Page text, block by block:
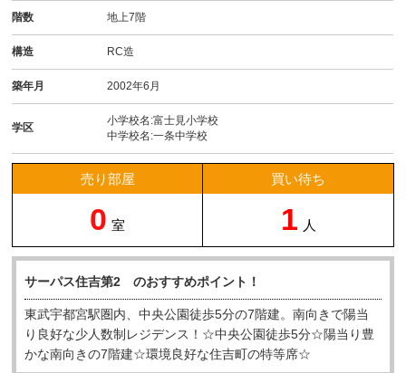
階数 地上7階
構造 RC造
築年月 2002年6月
学区
小学校名:富士見小学校
中学校名:一条中学校
売り部屋
0 室
買い待ち
1 人
サーパス住吉第2 のおすすめポイント！
東武宇都宮駅圏内、中央公園徒歩5分の7階建。南向きで陽当
り良好な少人数制レジデンス！☆中央公園徒歩5分☆陽当り豊
かな南向きの7階建☆環境良好な住吉町の特等席☆